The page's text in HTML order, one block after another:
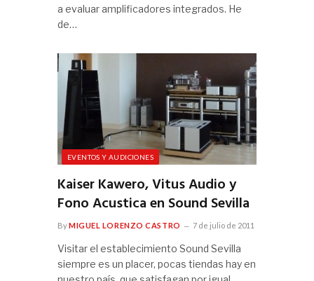
a evaluar amplificadores integrados. He
de…
EVENTOS Y AUDICIONES
Kaiser Kawero, Vitus Audio y
Fono Acustica en Sound Sevilla
ByMIGUEL LORENZO CASTRO 7 de julio de 2011
Visitar el establecimiento Sound Sevilla
siempre es un placer, pocas tiendas hay en